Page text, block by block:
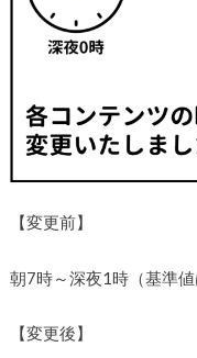
【変更前】
朝7時～深夜1時（基準
【変更後】